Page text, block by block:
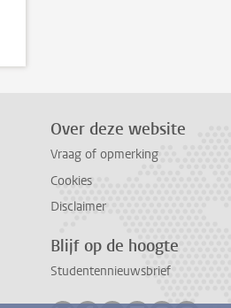
Over deze website
Vraag of opmerking
Cookies
Disclaimer
Blijf op de hoogte
Studentennieuwsbrief